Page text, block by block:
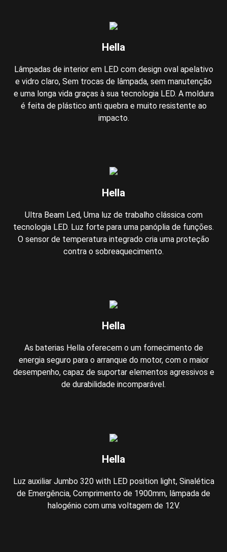
Hella
Lâmpadas de interior em LED com design oval apelativo
e vidro claro, Sem trocas de lâmpada, sem manutenção
e uma longa vida graças à sua tecnologia LED. A moldura
é feita de plástico anti quebra e muito resistente ao
impacto.
Hella
Ultra Beam Led, Uma luz de trabalho clássica com
tecnologia LED. Luz forte para uma panóplia de funções.
O sensor de temperatura integrado cria uma proteção
contra o sobreaquecimento.
Hella
As baterias Hella oferecem o um fornecimento de
energia seguro para o arranque do motor, com o maior
desempenho, capaz de suportar elementos agressivos e
de durabilidade incomparável.
Hella
Luz auxiliar Jumbo 320 with LED position light, Sinalética
de Emergência, Comprimento de 1900mm, lâmpada de
halogénio com uma voltagem de 12V.